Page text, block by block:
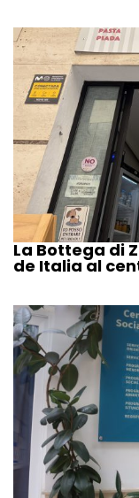
La Bottega di
de Italia al